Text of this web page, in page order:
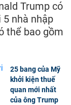
Trump có
5 nhà nhập
thể bao gồm
25 bang của Mỹ
khởi kiện thuế
quan mới nhất
của ông Trump